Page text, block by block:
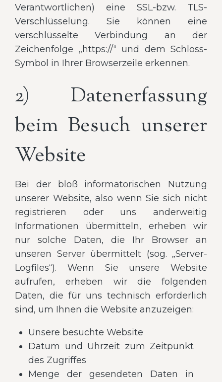
Verantwortlichen) eine SSL-bzw. TLS-
Verschlüsselung. Sie können eine
verschlüsselte Verbindung an der
Zeichenfolge „https://“ und dem Schloss-
Symbol in Ihrer Browserzeile erkennen.
2) Datenerfassung
beim Besuch unserer
Website
Bei der bloß informatorischen Nutzung
unserer Website, also wenn Sie sich nicht
registrieren oder uns anderweitig
Informationen übermitteln, erheben wir
nur solche Daten, die Ihr Browser an
unseren Server übermittelt (sog. „Server-
Logfiles“). Wenn Sie unsere Website
aufrufen, erheben wir die folgenden
Daten, die für uns technisch erforderlich
sind, um Ihnen die Website anzuzeigen:
Unsere besuchte Website
Datum und Uhrzeit zum Zeitpunkt
des Zugriffes
Menge der gesendeten Daten in